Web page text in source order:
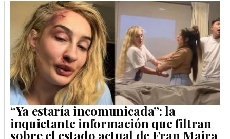
“Ya estaría incomunicada”: la
inquietante información que filtran
sobre el estado actual de Fran Maira